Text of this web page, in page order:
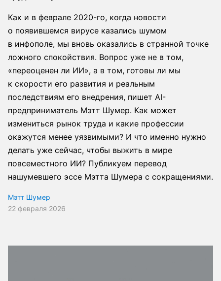
Мэтт Шумер
22 февраля 2026
Как и в феврале 2020-го, когда новости
о появившемся вирусе казались шумом
в инфополе, мы вновь оказались в странной точке
ложного спокойствия. Вопрос уже не в том,
«переоценен ли ИИ», а в том, готовы ли мы
к скорости его развития и реальным
последствиям его внедрения, пишет AI-
предприниматель Мэтт Шумер. Как может
измениться рынок труда и какие профессии
окажутся менее уязвимыми? И что именно нужно
делать уже сейчас, чтобы выжить в мире
повсеместного ИИ? Публикуем перевод
нашумевшего эссе Мэтта Шумера с сокращениями.